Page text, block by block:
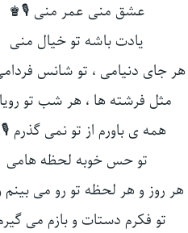
عشق منی عمر منی 🎙♚
یادت باشه تو خیال منی
هر جای دنیامی ، تو شانس
مثل فرشته ها ، هر شب تو
همه ی باورم از تو نمی گذرم
تو حس خوبه لحظه هامی
هر روز و هر لحظه تو رو می
تو فکرم دستات و بازم می